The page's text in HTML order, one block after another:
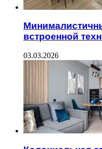
встроенной
03.03.2026